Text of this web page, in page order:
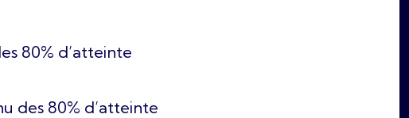
80% d’atteinte
des 80% d’atteinte